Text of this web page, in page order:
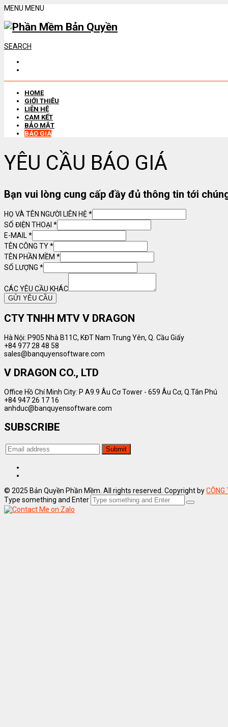
MENU MENU
SEARCH
HOME
GIỚI THIỆU
LIÊN HỆ
CAM KẾT
BẢO MẬT
BÁO GIÁ
YÊU CẦU BÁO GIÁ
Bạn vui lòng cung cấp đầy đủ thông tin tới
HỌ VÀ TÊN NGƯỜI LIÊN HỆ*
SỐ ĐIỆN THOẠI *
E-MAIL *
TÊN CÔNG TY*
TÊN PHẦN MỀM *
SỐ LƯỢNG *
CÁC YÊU CẦU KHÁC
GỬI YÊU CẦU
CTY TNHH MTV V DRAGON
Hà Nội: P905 Nhà B11C, KĐT Nam Trung Yên, Q. Cầu Giấy
+84 977 28 48 58
sales@banquyensoftware.com
V DRAGON CO., LTD
Office Hồ Chí Minh City: P A9.9 Âu Cơ Tower - 659 Âu Cơ, Q.Tân Phú
+84 947 26 17 16
anhduc@banquyensoftware.com
SUBSCRIBE
© 2025 Bản Quyền Phần Mềm. All rights reserved. Copyright byCÔNG
Type something and Enter